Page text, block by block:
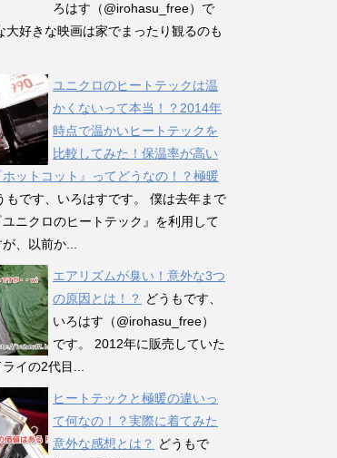
ろはす（@irohasu_free）で
大好きな映画は家でまったり観るのも
ユニクロのヒートテックは温
かくないって本当！？2014年
時点で温かいヒートテックを
比較してみた！保温率が高い
ットコット』ってどうなの！？極暖
もです、いろはすです。 僕は去年まで
ユニクロのヒートテック』を利用して
、以前か...
エアリズムが臭い！意外な3つ
の原因とは！？ どうもです、
いろはす（@irohasu_free）
です。 2012年に販売していた
イの2代目...
ヒートテックと極暖の違いっ
て何なの！？実際に着てみた
意外な感想とは？ どうもで